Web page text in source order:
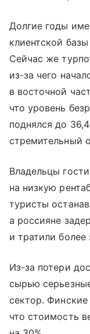
Долгие годы
клиентской
Сейчас же
из-за чего
в восточной
что уровень
поднялся до
стремительный
Владельцы
на низкую
туристы
а россияне
и тратили
Из-за потери
сырью
сектор.
что стоимость